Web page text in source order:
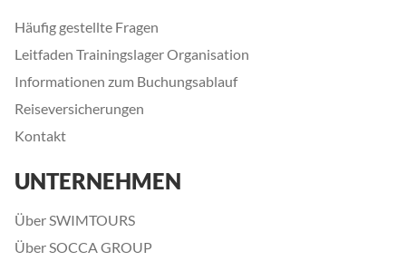
Häufig gestellte Fragen
Leitfaden Trainingslager Organisation
Informationen zum Buchungsablauf
Reiseversicherungen
Kontakt
UNTERNEHMEN
Über SWIMTOURS
Über SOCCA GROUP